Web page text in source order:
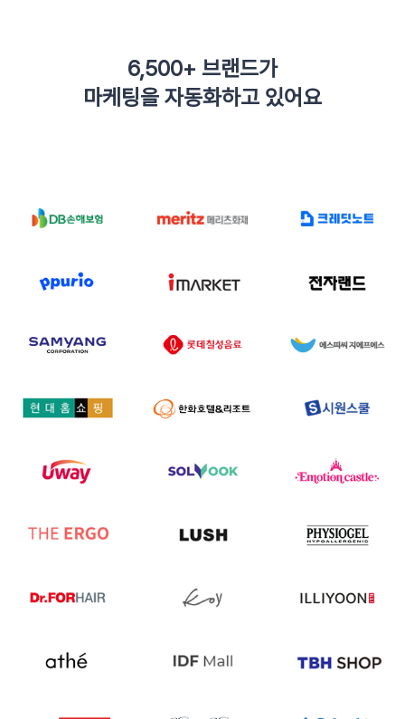
6,500+ 브랜드가
마케팅을 자동화하고 있어요